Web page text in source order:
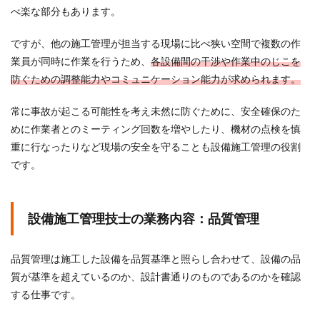
べ楽な部分もあります。
ですが、他の施工管理が担当する現場に比べ狭い空間で複数の作
業員が同時に作業を行うため、 各設備間の干渉や作業中のじこを
防ぐための調整能力やコミュニケーション能力が求められます。
常に事故が起こる可能性を考え未然に防ぐために、安全確保のた
めに作業者とのミーティング回数を増やしたり、機材の点検を慎
重に行なったりなど現場の安全を守ることも設備施工管理の役割
です。
設備施工管理技士の業務内容：品質管理
品質管理は施工した設備を品質基準と照らし合わせて、設備の品
質が基準を超えているのか、設計書通りのものであるのかを確認
する仕事です。